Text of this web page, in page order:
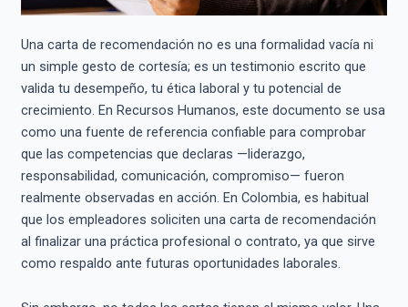
Una carta de recomendación no es una formalidad vacía ni
un simple gesto de cortesía; es un testimonio escrito que
valida tu desempeño, tu ética laboral y tu potencial de
crecimiento. En Recursos Humanos, este documento se usa
como una fuente de referencia confiable para comprobar
que las competencias que declaras —liderazgo,
responsabilidad, comunicación, compromiso— fueron
realmente observadas en acción. En Colombia, es habitual
que los empleadores soliciten una carta de recomendación
al finalizar una práctica profesional o contrato, ya que sirve
como respaldo ante futuras oportunidades laborales.